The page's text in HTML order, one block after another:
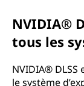
NVIDIA®
tous les
NVIDIA®
le système